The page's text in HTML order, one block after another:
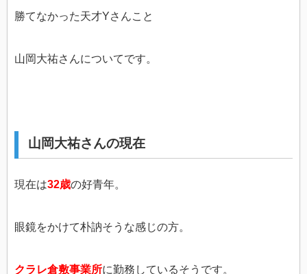
勝てなかった天才Yさんこと
山岡大祐さんについてです。
山岡大祐さんの現在
現在は32歳の好青年。
眼鏡をかけて朴訥そうな感じの方。
クラレ倉敷事業所に勤務しているそうです。